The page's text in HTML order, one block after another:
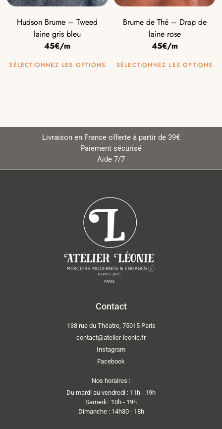
Hudson Brume – Tweed
laine gris bleu
45€/m
SÉLECTIONNEZ LES OPTIONS
Brume de Thé – Drap de
laine rose
45€/m
SÉLECTIONNEZ LES OPTIONS
Livraison en France offerte à partir de 39€
Paiement sécurisé
Aide 7/7
Contact
138 rue du Théatre, 75015 Paris
contact@atelier-leonie.fr
Instagram
Facebook
Nos horaires :
Du mardi au vendredi : 11h - 19h
Samedi : 10h - 19h
Dimanche : 14h30 - 18h